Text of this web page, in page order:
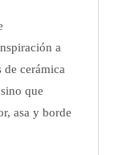
a
de cerámica
que
asa y borde